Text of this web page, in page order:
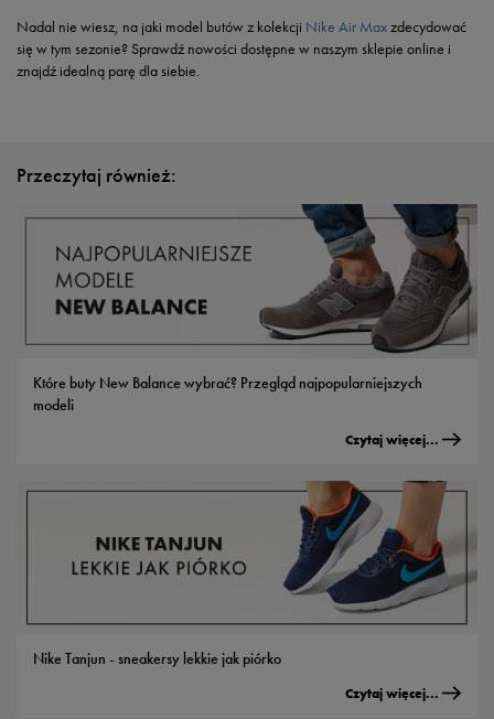
Nadal nie wiesz, na jaki model butów z kolekcji Nike Air Maxzdecydować
się w tym sezonie? Sprawdź nowości dostępne w naszym sklepie online i
znajdź idealną parę dla siebie.
Przeczytaj również:
Które buty New Balance wybrać? Przegląd najpopularniejszych
modeli
Czytaj więcej...
Nike Tanjun - sneakersy lekkie jak piórko
Czytaj więcej...